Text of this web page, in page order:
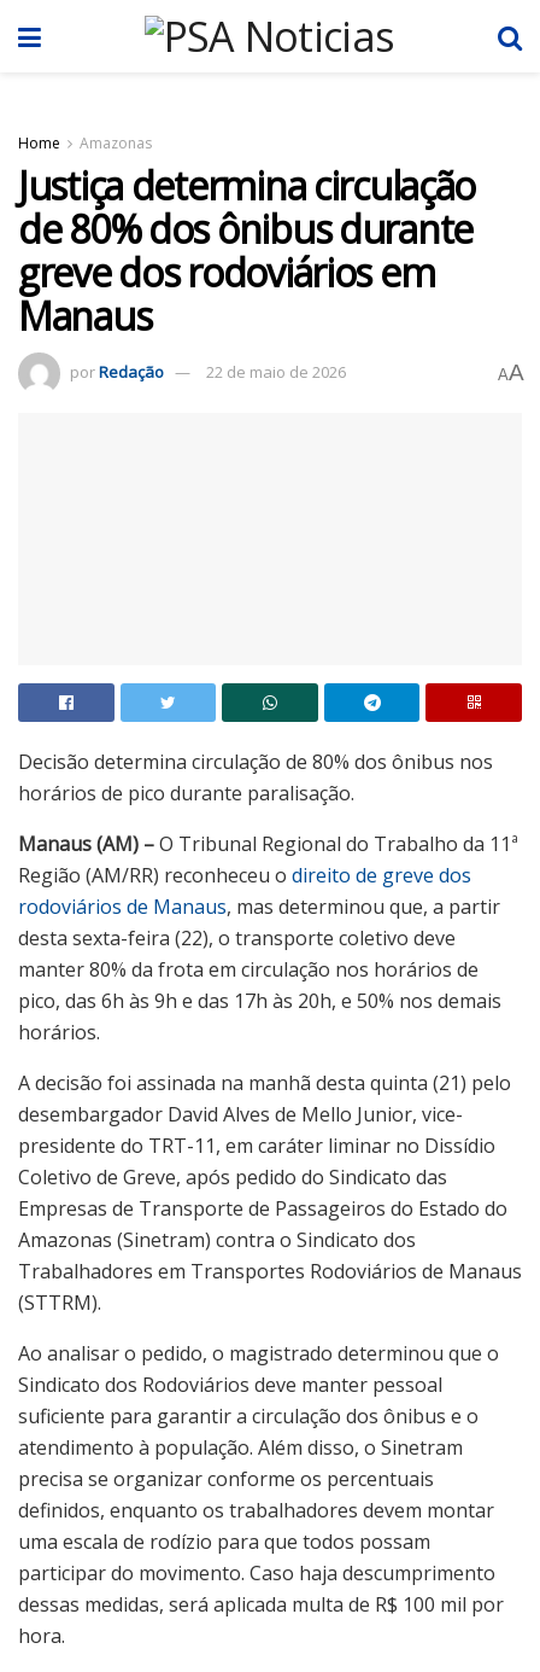
Home Amazonas
Justiça determina circulação
de 80% dos ônibus durante
greve dos rodoviários em
Manaus
porRedação 22 de maio de 2026 AA
Decisão determina circulação de 80% dos ônibus nos
horários de pico durante paralisação.
Manaus (AM) –O Tribunal Regional do Trabalho da 11ª
Região (AM/RR) reconheceu o direito de greve dos
rodoviários de Manaus, mas determinou que, a partir
desta sexta-feira (22), o transporte coletivo deve
manter 80% da frota em circulação nos horários de
pico, das 6h às 9h e das 17h às 20h, e 50% nos demais
horários.
A decisão foi assinada na manhã desta quinta (21) pelo
desembargador David Alves de Mello Junior, vice-
presidente do TRT-11, em caráter liminar no Dissídio
Coletivo de Greve, após pedido do Sindicato das
Empresas de Transporte de Passageiros do Estado do
Amazonas (Sinetram) contra o Sindicato dos
Trabalhadores em Transportes Rodoviários de Manaus
(STTRM).
Ao analisar o pedido, o magistrado determinou que o
Sindicato dos Rodoviários deve manter pessoal
suficiente para garantir a circulação dos ônibus e o
atendimento à população. Além disso, o Sinetram
precisa se organizar conforme os percentuais
definidos, enquanto os trabalhadores devem montar
uma escala de rodízio para que todos possam
participar do movimento. Caso haja descumprimento
dessas medidas, será aplicada multa de R$ 100 mil por
hora.